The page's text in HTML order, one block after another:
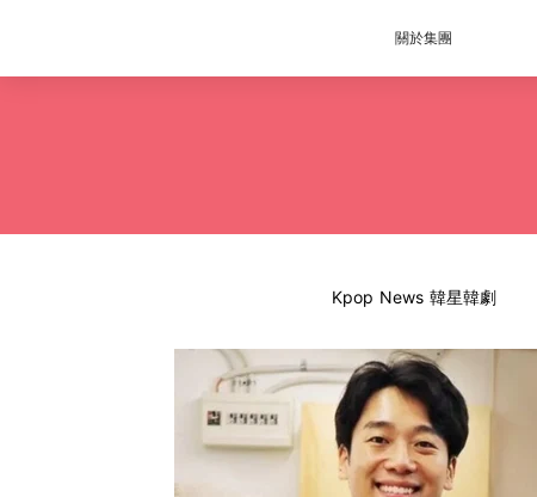
關於集團
Kpop News 韓星韓劇